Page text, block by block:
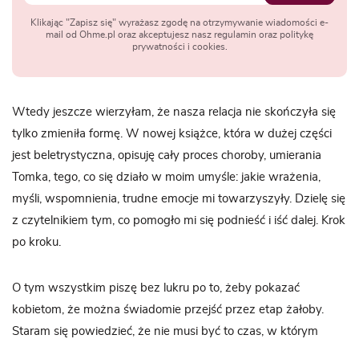
Klikając "Zapisz się" wyrażasz zgodę na otrzymywanie wiadomości e-
mail od Ohme.pl oraz akceptujesz nasz regulamin oraz politykę
prywatności i cookies.
Wtedy jeszcze wierzyłam, że nasza relacja nie skończyła się
tylko zmieniła formę. W nowej książce, która w dużej części
jest beletrystyczna, opisuję cały proces choroby, umierania
Tomka, tego, co się działo w moim umyśle: jakie wrażenia,
myśli, wspomnienia, trudne emocje mi towarzyszyły. Dzielę się
z czytelnikiem tym, co pomogło mi się podnieść i iść dalej. Krok
po kroku.
O tym wszystkim piszę bez lukru po to, żeby pokazać
kobietom, że można świadomie przejść przez etap żałoby.
Staram się powiedzieć, że nie musi być to czas, w którym